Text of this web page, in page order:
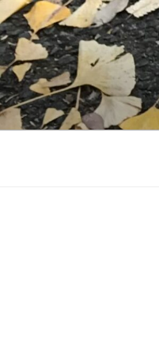
ン
テ
ン
ツ
へ
ス